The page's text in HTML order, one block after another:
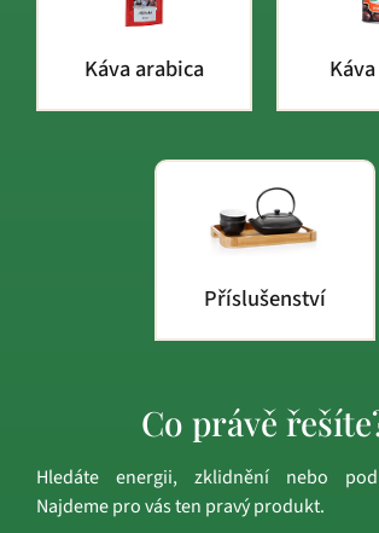
Káva arabica
Příslušenství
Co právě
Hledáte energii, zklidnění nebo
Najdeme pro vás ten pravý produkt.